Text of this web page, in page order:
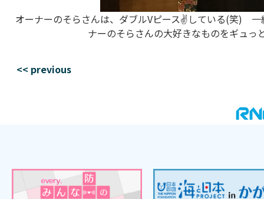
オーナーのそらさんは、ダブルVピース✌している(笑)
ナーのそらさんの大好きなものをギュ
<< previous